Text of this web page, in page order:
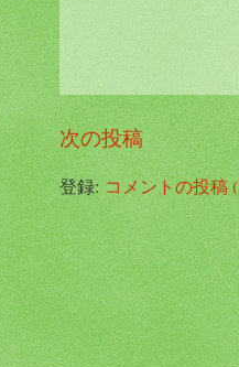
次の投稿
登録:コメントの投稿